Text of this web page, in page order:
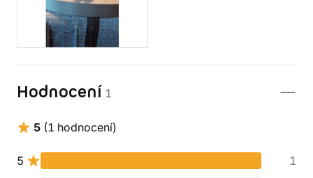
Hodnocení 1
5 (1 hodnocení)
5
1